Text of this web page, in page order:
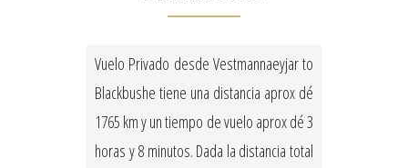
Vuelo Privado desde Vestmannaeyjar to
Blackbushe tiene una distancia aprox dé
1765 km y un tiempo de vuelo aprox dé 3
horas y 8 minutos. Dada la distancia total